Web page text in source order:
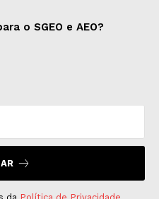
o SGEO e AEO?